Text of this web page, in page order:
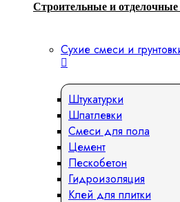
Строительные и
Сухие смеси и
Штукатурки
Шпатлевки
Смеси для пола
Цемент
Пескобетон
Гидроизоляция
Клей для плитки